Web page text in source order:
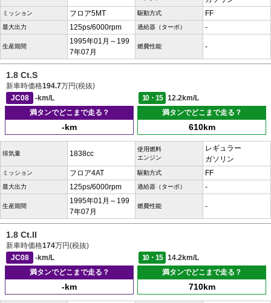
ミッション フロア5MT 駆動方式 FF
最大出力 125ps/6000rpm 過給器（ターボ） -
生産期間
1995年01月～199
7年07月
燃費性能 -
1.8 Ct.S
新車時価格194.7万円(税抜)
JC08
-km/L 10・15
12.2km/L
満タンでどこまで走る？
-km
満タンでどこまで走る？
610km
排気量 1838cc
使用燃料
エンジン
レギュラー
ガソリン
ミッション フロア4AT 駆動方式 FF
最大出力 125ps/6000rpm 過給器（ターボ） -
生産期間
1995年01月～199
7年07月
燃費性能 -
1.8 Ct.II
新車時価格174万円(税抜)
JC08
-km/L 10・15
14.2km/L
満タンでどこまで走る？
-km
満タンでどこまで走る？
710km